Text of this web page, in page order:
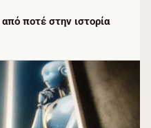
ποτέ στην ιστορία